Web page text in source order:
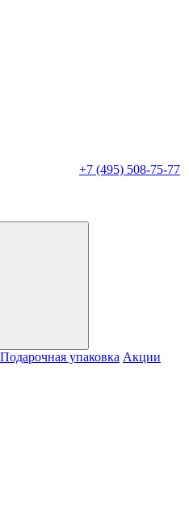
+7 (495) 508-75-77
Подарочная упаковка Акции